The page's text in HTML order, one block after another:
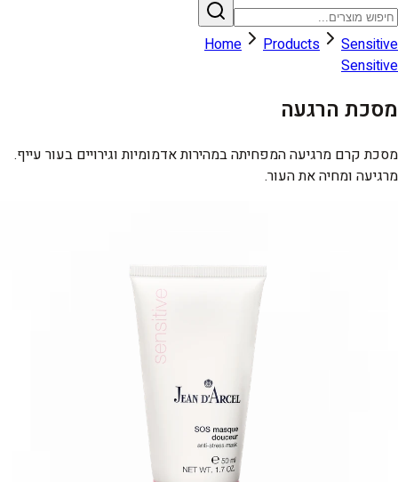
Home Products
Sensitive
Sensitive
מסכת הרגעה
מסכת קרם מרגיעה המפחיתה במהירות אדמומיות וגירויים בעור עייף.
מרגיעה ומחיה את העור.